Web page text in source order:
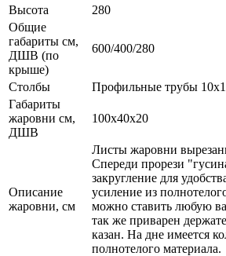
Высота
280
Общие
габариты см,
ДШВ (по
крыше)
600/400/280
Столбы
Профильные трубы
Габариты
жаровни см,
ДШВ
100x40x20
Описание
жаровни, см
Листы жаровни
Спереди прорези
закругление для
усиление из
можно ставить любую
так же приварен
казан. На дне имеется
полнотелого материала.